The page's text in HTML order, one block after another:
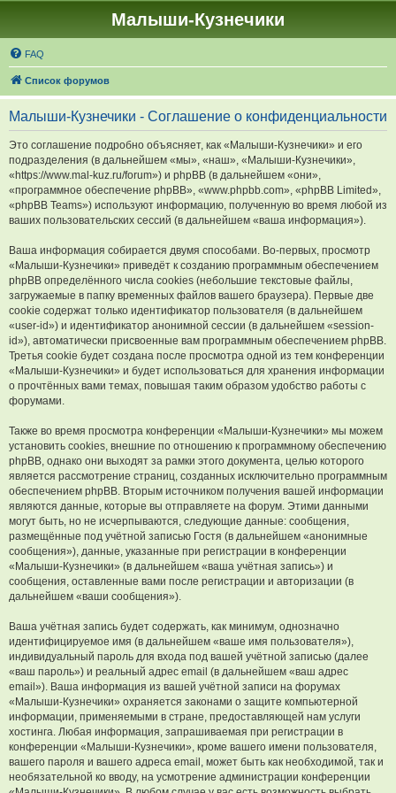
Малыши-Кузнечики
FAQ
Список форумов
Малыши-Кузнечики - Соглашение о конфиденциальности
Это соглашение подробно объясняет, как «Малыши-Кузнечики» и его
подразделения (в дальнейшем «мы», «наш», «Малыши-Кузнечики»,
«https://www.mal-kuz.ru/forum») и phpBB (в дальнейшем «они»,
«программное обеспечение phpBB», «www.phpbb.com», «phpBB Limited»,
«phpBB Teams») используют информацию, полученную во время любой из
ваших пользовательских сессий (в дальнейшем «ваша информация»).
Ваша информация собирается двумя способами. Во-первых, просмотр
«Малыши-Кузнечики» приведёт к созданию программным обеспечением
phpBB определённого числа cookies (небольшие текстовые файлы,
загружаемые в папку временных файлов вашего браузера). Первые две
cookie содержат только идентификатор пользователя (в дальнейшем
«user-id») и идентификатор анонимной сессии (в дальнейшем «session-
id»), автоматически присвоенные вам программным обеспечением phpBB.
Третья cookie будет создана после просмотра одной из тем конференции
«Малыши-Кузнечики» и будет использоваться для хранения информации
о прочтённых вами темах, повышая таким образом удобство работы с
форумами.
Также во время просмотра конференции «Малыши-Кузнечики» мы можем
установить cookies, внешние по отношению к программному обеспечению
phpBB, однако они выходят за рамки этого документа, целью которого
является рассмотрение страниц, созданных исключительно программным
обеспечением phpBB. Вторым источником получения вашей информации
являются данные, которые вы отправляете на форум. Этими данными
могут быть, но не исчерпываются, следующие данные: сообщения,
размещённые под учётной записью Гостя (в дальнейшем «анонимные
сообщения»), данные, указанные при регистрации в конференции
«Малыши-Кузнечики» (в дальнейшем «ваша учётная запись») и
сообщения, оставленные вами после регистрации и авторизации (в
дальнейшем «ваши сообщения»).
Ваша учётная запись будет содержать, как минимум, однозначно
идентифицируемое имя (в дальнейшем «ваше имя пользователя»),
индивидуальный пароль для входа под вашей учётной записью (далее
«ваш пароль») и реальный адрес email (в дальнейшем «ваш адрес
email»). Ваша информация из вашей учётной записи на форумах
«Малыши-Кузнечики» охраняется законами о защите компьютерной
информации, применяемыми в стране, предоставляющей нам услуги
хостинга. Любая информация, запрашиваемая при регистрации в
конференции «Малыши-Кузнечики», кроме вашего имени пользователя,
вашего пароля и вашего адреса email, может быть как необходимой, так и
необязательной ко вводу, на усмотрение администрации конференции